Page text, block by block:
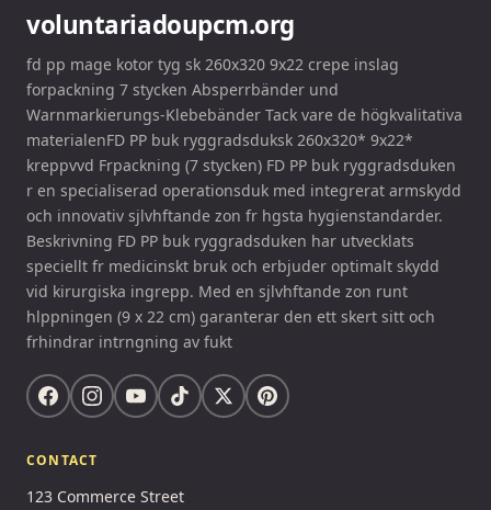
voluntariadoupcm.org
fd pp mage kotor tyg sk 260x320 9x22 crepe inslag
forpackning 7 stycken Absperrbänder und
Warnmarkierungs-Klebebänder Tack vare de högkvalitativa
materialenFD PP buk ryggradsduksk 260x320* 9x22*
kreppvvd Frpackning (7 stycken) FD PP buk ryggradsduken
r en specialiserad operationsduk med integrerat armskydd
och innovativ sjlvhftande zon fr hgsta hygienstandarder.
Beskrivning FD PP buk ryggradsduken har utvecklats
speciellt fr medicinskt bruk och erbjuder optimalt skydd
vid kirurgiska ingrepp. Med en sjlvhftande zon runt
hlppningen (9 x 22 cm) garanterar den ett skert sitt och
frhindrar intrngning av fukt
CONTACT
123 Commerce Street